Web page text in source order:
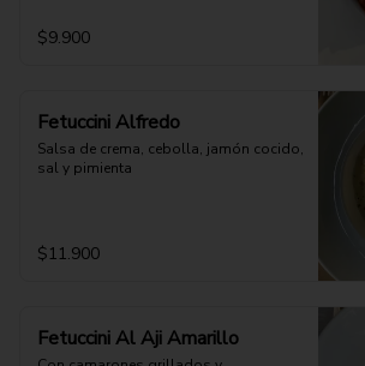
$9.900
Fetuccini Alfredo
Salsa de crema, cebolla, jamón cocido,
sal y pimienta
$11.900
Fetuccini Al Aji Amarillo